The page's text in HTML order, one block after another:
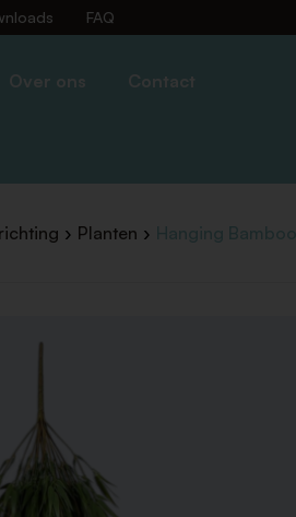
FAQ
Over ons Contact
Planten Hanging